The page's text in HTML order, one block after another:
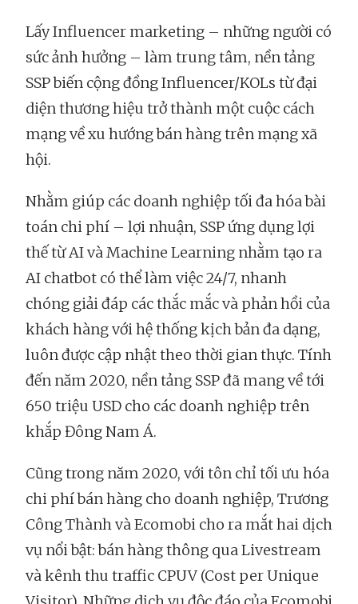
Lấy Influencer marketing – những người có
sức ảnh hưởng – làm trung tâm, nền tảng
SSP biến cộng đồng Influencer/KOLs từ đại
diện thương hiệu trở thành một cuộc cách
mạng về xu hướng bán hàng trên mạng xã
hội.
Nhằm giúp các doanh nghiệp tối đa hóa bài
toán chi phí – lợi nhuận, SSP ứng dụng lợi
thế từ AI và Machine Learning nhằm tạo ra
AI chatbot có thể làm việc 24/7, nhanh
chóng giải đáp các thắc mắc và phản hồi của
khách hàng với hệ thống kịch bản đa dạng,
luôn được cập nhật theo thời gian thực. Tính
đến năm 2020, nền tảng SSP đã mang về tới
650 triệu USD cho các doanh nghiệp trên
khắp Đông Nam Á.
Cũng trong năm 2020, với tôn chỉ tối ưu hóa
chi phí bán hàng cho doanh nghiệp, Trương
Công Thành và Ecomobi cho ra mắt hai dịch
vụ nổi bật: bán hàng thông qua Livestream
và kênh thu traffic CPUV (Cost per Unique